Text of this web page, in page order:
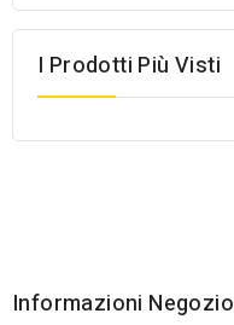
I Prodotti Più Visti
Informazioni Negozio